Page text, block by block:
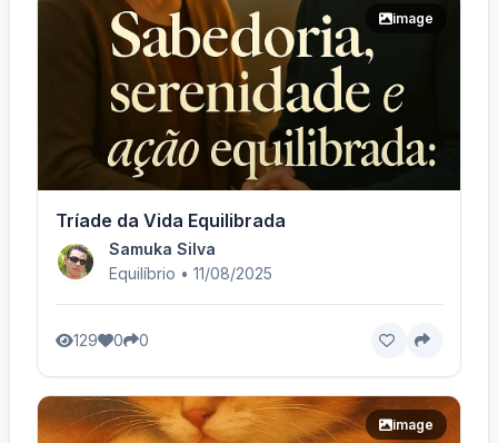
image
Tríade da Vida Equilibrada
Samuka Silva
Equilíbrio • 11/08/2025
129 0 0
image